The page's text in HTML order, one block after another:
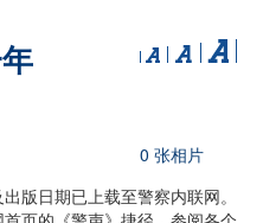
0 张相片
版日期已上载至警察内联网。